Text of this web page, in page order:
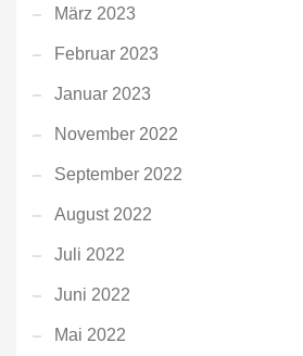
März 2023
Februar 2023
Januar 2023
November 2022
September 2022
August 2022
Juli 2022
Juni 2022
Mai 2022